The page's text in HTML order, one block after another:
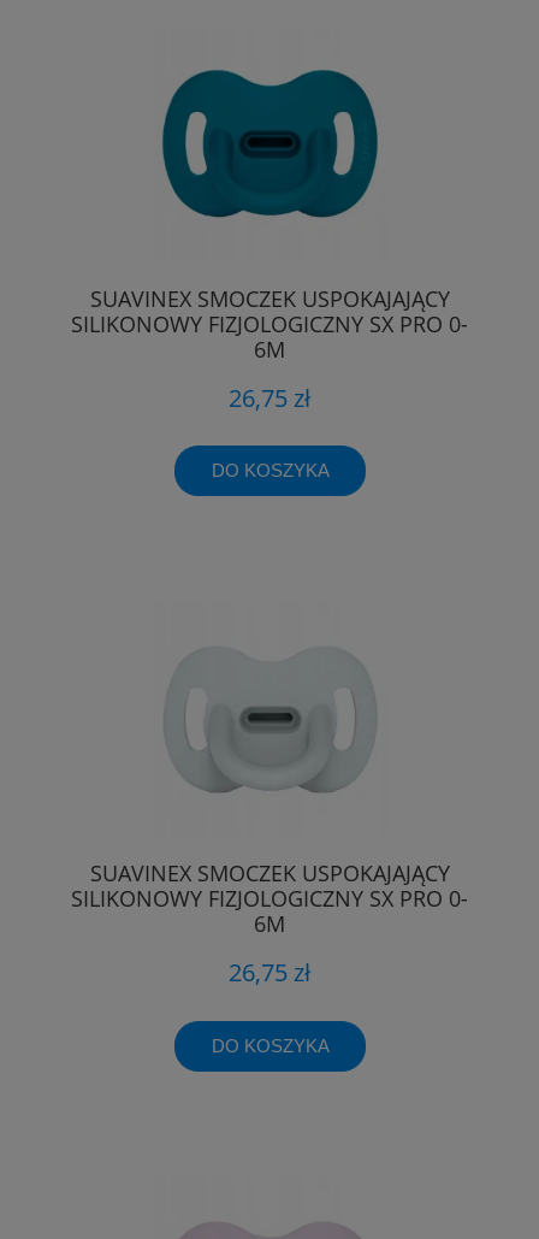
SUAVINEX SMOCZEK USPOKAJAJĄCY
SILIKONOWY FIZJOLOGICZNY SX PRO 0-
6M
26,75 zł
DO KOSZYKA
SUAVINEX SMOCZEK USPOKAJAJĄCY
SILIKONOWY FIZJOLOGICZNY SX PRO 0-
6M
26,75 zł
DO KOSZYKA